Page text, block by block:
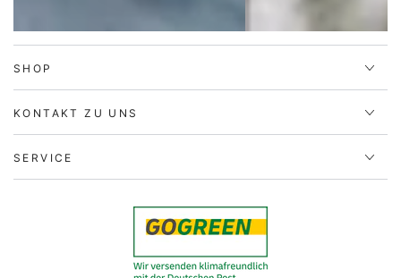
SHOP
KONTAKT ZU UNS
SERVICE